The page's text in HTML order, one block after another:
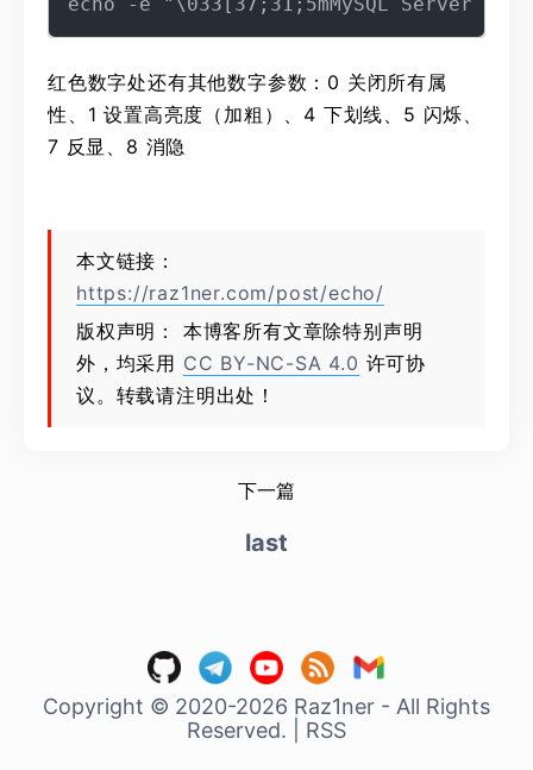
红色数字处还有其他数字参数：0 关闭所有属
性、1 设置高亮度（加粗）、4 下划线、5 闪烁、
7 反显、8 消隐
本文链接：
https://raz1ner.com/post/echo/
版权声明： 本博客所有文章除特别声明
外，均采用 CC BY-NC-SA 4.0 许可协
议。转载请注明出处！
下一篇
last
Copyright © 2020-2026 Raz1ner - All Rights
Reserved.
RSS